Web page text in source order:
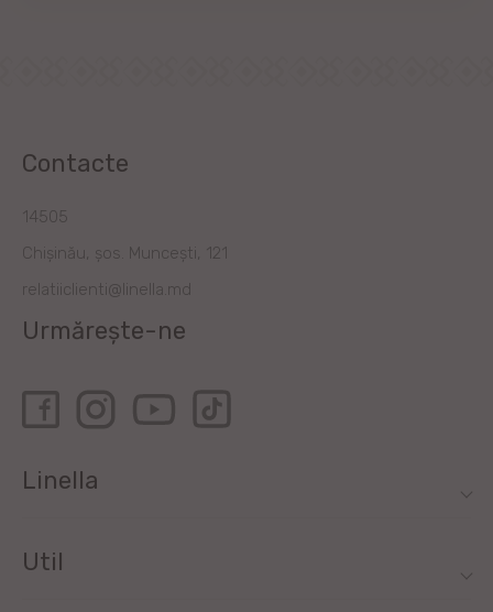
Contacte
14505
Chișinău, șos. Muncești, 121
relatiiclienti@linella.md
Urmărește-ne
Linella
Util